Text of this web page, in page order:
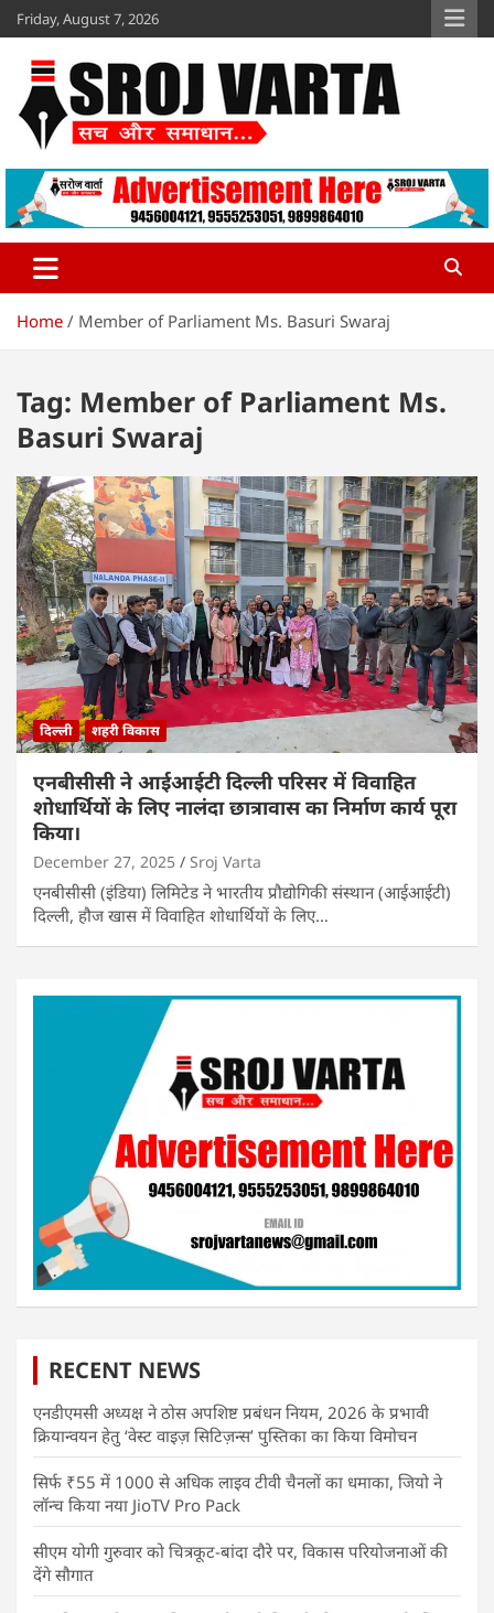
Skip
to
content
Friday, August 7, 2026
Sroj Varta
www.srojvarta.in
Home Member of Parliament Ms. Basuri Swaraj
Tag: Member of Parliament Ms.
Basuri Swaraj
दिल्ली शहरी विकास
एनबीसीसी ने आईआईटी दिल्ली परिसर में विवाहित
शोधार्थियों के लिए नालंदा छात्रावास का निर्माण कार्य पूरा
किया।
December 27, 2025 Sroj Varta
एनबीसीसी (इंडिया) लिमिटेड ने भारतीय प्रौद्योगिकी संस्थान (आईआईटी)
दिल्ली, हौज खास में विवाहित शोधार्थियों के लिए…
RECENT NEWS
एनडीएमसी अध्यक्ष ने ठोस अपशिष्ट प्रबंधन नियम, 2026 के प्रभावी
क्रियान्वयन हेतु ‘वेस्ट वाइज़ सिटिज़न्स’ पुस्तिका का किया विमोचन
सिर्फ ₹55 में 1000 से अधिक लाइव टीवी चैनलों का धमाका, जियो ने
लॉन्च किया नया JioTV Pro Pack
सीएम योगी गुरुवार को चित्रकूट-बांदा दौरे पर, विकास परियोजनाओं की
देंगे सौगात